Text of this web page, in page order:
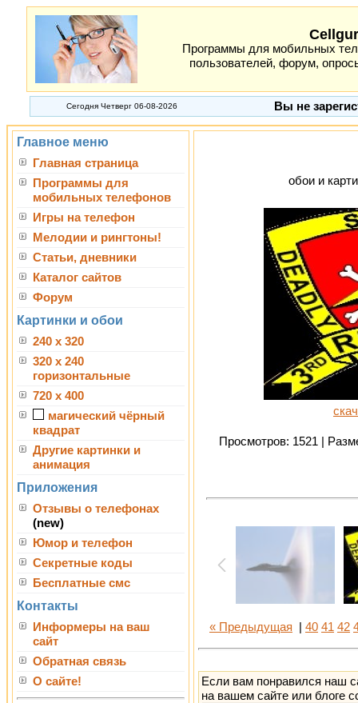
Программы для мобильных
пользователей, форум,
Сегодня Четверг 06-08-2026 Вы не
Главное меню
Главная страница
Программы для
мобильных телефонов
Игры на телефон
Мелодии и рингтоны!
Статьи, дневники
Каталог сайтов
Форум
Картинки и обои
240 x 320
320 x 240
горизонтальные
720 x 400
магический чёрный
квадрат
Другие картинки и
анимация
Приложения
Отзывы о телефонах
(new)
Юмор и телефон
Секретные коды
Бесплатные смс
Контакты
Информеры на ваш
сайт
Обратная связь
О сайте!
обои и
Просмотров: 1521 |
« Предыдущая 40 41 42
Если вам понравился наш
на вашем сайте или блоге